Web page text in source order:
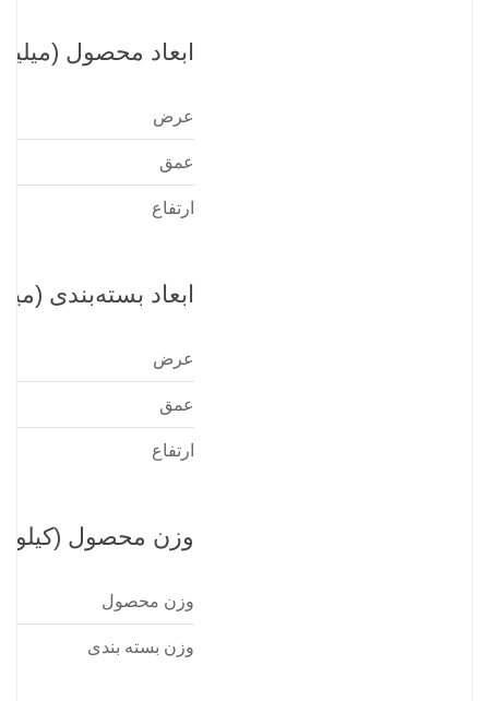
ابعاد محصول
عرض
عمق
ارتفاع
ابعاد بسته‌بندی
عرض
عمق
ارتفاع
وزن محصول
وزن محصول
وزن بسته بندی